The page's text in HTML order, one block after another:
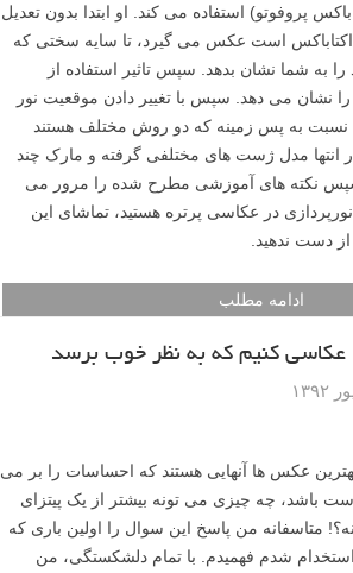
پروفوتو) استفاده می کند. او ابتدا بدون تعدیل
اکتاباکس است عکس می گیرد، تا سایه سختی که
به شما نشان بدهد. سپس تاثیر استفاده از
نشان می دهد. سپس با تغییر دادن موقعیت نور
نسبت به پس زمینه که دو روش مختلف هستند
انتها مدل ژست های مختلفی گرفته و مارک چند
نکته های آموزشی مطرح شده را مرور می
در عکاسی پرتره هستید، تماشای این
دست ندهید.
ادامه مطلب
عکاسی کنیم که به نظر خوب برسد
عکس ها آنهایی هستند که احساسات را بر می
باشد، چه چیزی می تونه بیشتر از یک پیتزای
متاسفانه من پاسخ این سوال را اولین باری که
شدم فهمیدم. با تمام دلشکستگی، من